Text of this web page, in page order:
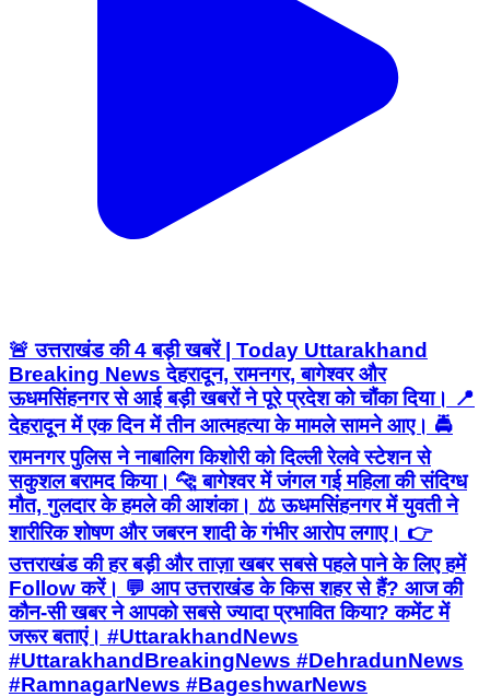
🚨 उत्तराखंड की 4 बड़ी खबरें | Today Uttarakhand
Breaking News देहरादून, रामनगर, बागेश्वर और
ऊधमसिंहनगर से आई बड़ी खबरों ने पूरे प्रदेश को चौंका दिया। 📍
देहरादून में एक दिन में तीन आत्महत्या के मामले सामने आए। 🚔
रामनगर पुलिस ने नाबालिग किशोरी को दिल्ली रेलवे स्टेशन से
सकुशल बरामद किया। 🐆 बागेश्वर में जंगल गई महिला की संदिग्ध
मौत, गुलदार के हमले की आशंका। ⚖️ ऊधमसिंहनगर में युवती ने
शारीरिक शोषण और जबरन शादी के गंभीर आरोप लगाए। 👉
उत्तराखंड की हर बड़ी और ताज़ा खबर सबसे पहले पाने के लिए हमें
Follow करें। 💬 आप उत्तराखंड के किस शहर से हैं? आज की
कौन-सी खबर ने आपको सबसे ज्यादा प्रभावित किया? कमेंट में
जरूर बताएं। #UttarakhandNews
#UttarakhandBreakingNews #DehradunNews
#RamnagarNews #BageshwarNews